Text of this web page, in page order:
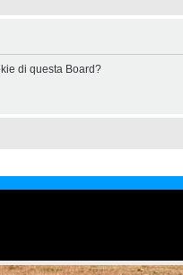
di questa Board?